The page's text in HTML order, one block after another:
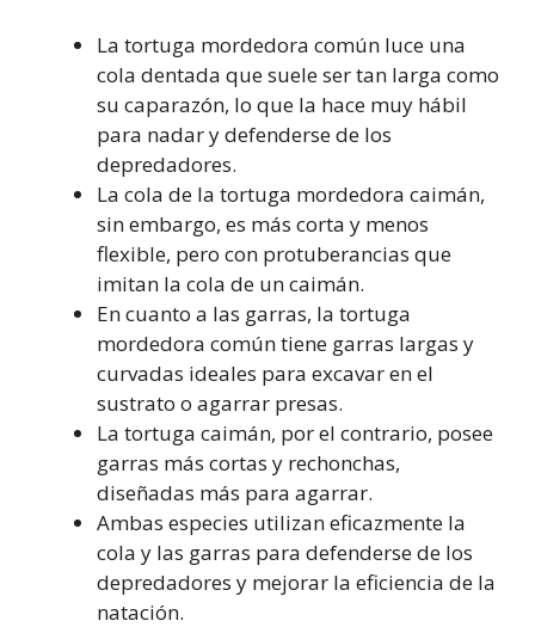
La tortuga mordedora común luce una
cola dentada que suele ser tan larga como
su caparazón, lo que la hace muy hábil
para nadar y defenderse de los
depredadores.
La cola de la tortuga mordedora caimán,
sin embargo, es más corta y menos
flexible, pero con protuberancias que
imitan la cola de un caimán.
En cuanto a las garras, la tortuga
mordedora común tiene garras largas y
curvadas ideales para excavar en el
sustrato o agarrar presas.
La tortuga caimán, por el contrario, posee
garras más cortas y rechonchas,
diseñadas más para agarrar.
Ambas especies utilizan eficazmente la
cola y las garras para defenderse de los
depredadores y mejorar la eficiencia de la
natación.